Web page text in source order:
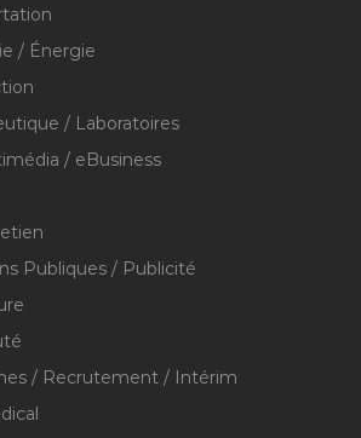
/ Énergie
/ Laboratoires
/ eBusiness
Publiques / Publicité
/ Recrutement / Intérim